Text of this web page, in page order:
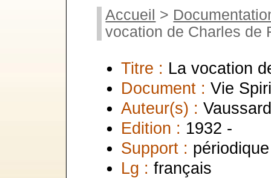
Accueil >
vocation de Charles de
Titre : La vocation
Document : Vie
Auteur(s) :
Edition : 1932 -
Support : périodique
Lg : français